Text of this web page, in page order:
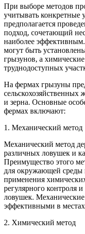
При выборе методов
учитывать конкретные
предполагается
подход, сочетающий
наиболее
могут быть
грызунов, а химические
труднодоступных
На фермах грызуны
сельскохозяйственных
и зерна. Основные
фермах включают:
1. Механический метод
Механический метод
различных ловушек и
Преимущество этого
для окружающей среды
применения
регулярного контроля
ловушек.
эффективными в
2. Химический метод